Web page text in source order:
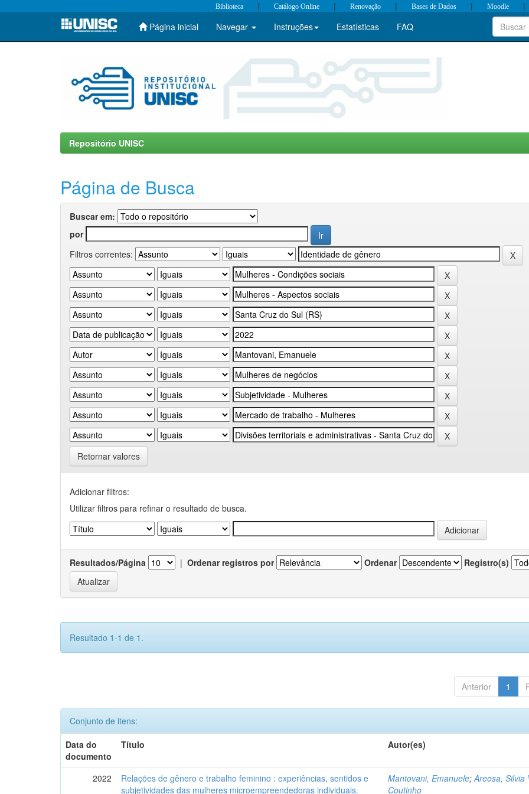
Skip
Biblioteca | Catálogo Online | Renovação | Bases de Dados | Moodle |
Página inicial Navegar Instruções Estatísticas FAQ
Repositório UNISC
Página de Busca
Buscar em:
por
Filtros correntes:
Retornar valores
Adicionar filtros:
Utilizar filtros para refinar o resultado de busca.
Resultados/Página | Ordenar registros por Ordenar Registro(s)
Resultado 1-1 de 1.
Anterior 1
Conjunto de itens:
Data do
documento
Título Autor(es)
2022
Relações de gênero e trabalho feminino : experiências, sentidos e
subjetividades das mulheres microempreendedoras individuais.
Mantovani, Emanuele;Areosa, Silvia
Coutinho